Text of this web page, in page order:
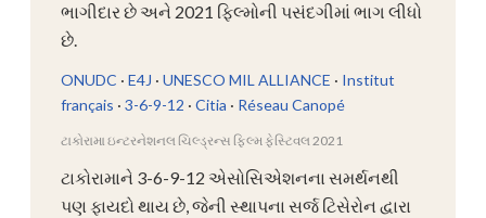
ભાગીદાર છે અને 2021 ફિલ્મોની પસંદગીમાં ભાગ લીધો
છે.
ONUDC · E4J · UNESCO MIL ALLIANCE · Institut
français · 3-6-9-12 · Citia · Réseau Canopé
ટાકોરામા ઇન્ટરનેશનલ ચિલ્ડ્રન્સ ફિલ્મ ફેસ્ટિવલ 2021
ટાકોરામાને 3-6-9-12 એસોસિએશનના સમર્થનથી
પણ ફાયદો થાય છે, જેની સ્થાપના સર્જ ટિસેરોન દ્વારા